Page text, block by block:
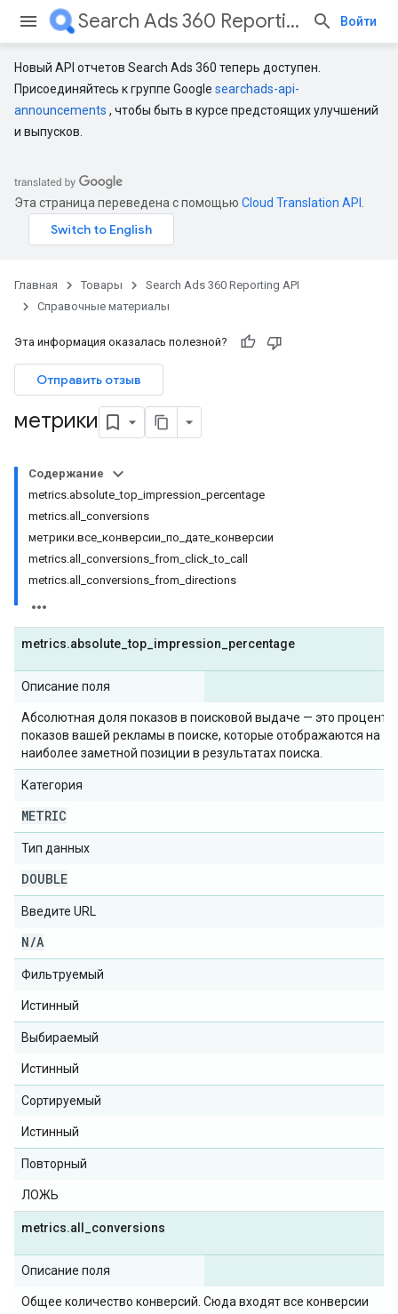
Search Ads 360 Reporting API Войти
Новый API отчетов Search Ads 360 теперь доступен.
Присоединяйтесь к группе Google searchads-api-
announcements , чтобы быть в курсе предстоящих улучшений
и выпусков.
Эта страница переведена с помощью Cloud Translation API
Главная Товары
Search Ads 360 Reporting API
Справочные материалы
Эта информация оказалась полезной?
Отправить отзыв
метрики
Содержание
metrics.absolute_top_impression_percentage
metrics.all_conversions
метрики.все_конверсии_по_дате_конверсии
metrics.all_conversions_from_click_to_call
metrics.all_conversions_from_directions
metrics.absolute _top impression percentage
Описание поля
Абсолютная доля показов в поисковой выдаче — это процент
показов вашей рекламы в поиске, которые отображаются на
наиболее заметной позиции в результатах поиска.
Категория
METRIC
Тип данных
DOUBLE
Введите URL
N/A
Фильтруемый
Истинный
Выбираемый
Истинный
Сортируемый
Истинный
Повторный
ЛОЖЬ
metrics.all conversions
Описание поля
Общее количество конверсий. Сюда входят все конверсии